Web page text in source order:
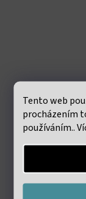
Tento web
procházením
používáním..